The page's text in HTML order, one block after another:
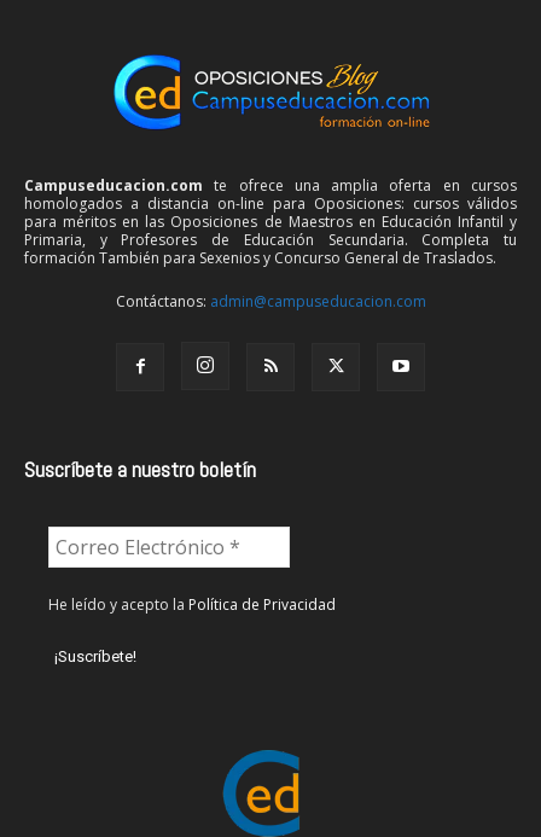
Campuseducacion.com te ofrece una amplia oferta en cursos
homologados a distancia on-line para Oposiciones: cursos válidos
para méritos en las Oposiciones de Maestros en Educación Infantil y
Primaria, y Profesores de Educación Secundaria. Completa tu
formación También para Sexenios y Concurso General de Traslados.
Contáctanos: admin@campuseducacion.com
Suscríbete a nuestro boletín
He leído y acepto la Política de Privacidad